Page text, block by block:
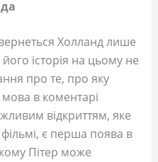
Холланд лише
історія на цьому не
про те, про яку
в коментарі
відкриттям, яке
є перша поява в
Пітер може